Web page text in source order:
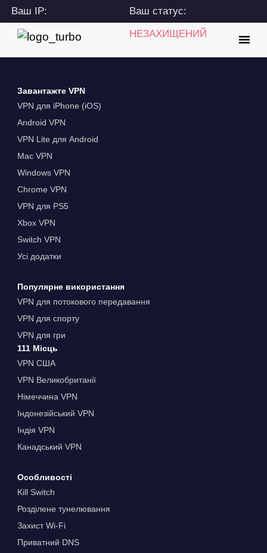
Ваш IP:
216.73.216.102
Ваш статус:
НЕЗАХИЩЕНИЙ
Завантажте VPN
VPN для iPhone (iOS)
Android VPN
VPN Lite для Android
Mac VPN
Windows VPN
Chrome VPN
VPN для PS5
Xbox VPN
Switch VPN
Усі додатки
Популярне використання
VPN для потокового передавання
VPN для спорту
VPN для гри
111 Місць
VPN США
VPN Великобританії
Німеччина VPN
Індонезійський VPN
Індія VPN
Канадський VPN
Особливості
Kill Switch
Розділене тунелювання
Захист Wi-Fi
Приватний DNS